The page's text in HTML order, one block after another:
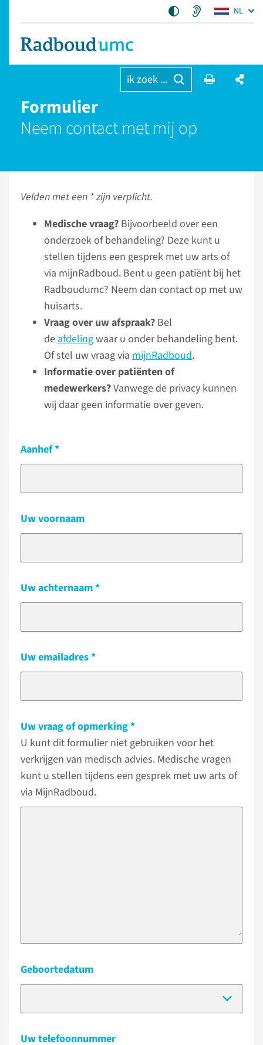
NL
ik zoek ...
Formulier
Neem contact met mij op
Velden met een * zijn verplicht.
Medische vraag? Bijvoorbeeld over een
onderzoek of behandeling? Deze kunt u
stellen tijdens een gesprek met uw arts of
via mijnRadboud. Bent u geen patiënt bij het
Radboudumc? Neem dan contact op met uw
huisarts.
Vraag over uw afspraak? Bel
deafdelingwaar u onder behandeling bent.
Of stel uw vraag via mijnRadboud.
Informatie over patiënten of
medewerkers?Vanwege de privacy kunnen
wij daar geen informatie over geven.
Aanhef
Uw voornaam
Uw achternaam
Uw emailadres
Uw vraag of opmerking
U kunt dit formulier niet gebruiken voor het
verkrijgen van medisch advies. Medische vragen
kunt u stellen tijdens een gesprek met uw arts of
via MijnRadboud.
Geboortedatum
Uw telefoonnummer